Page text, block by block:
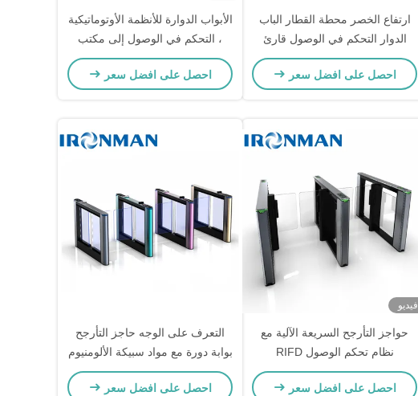
ارتفاع الخصر محطة القطار الباب
الدوار التحكم في الوصول قارئ
بطاقة RFID الباب الدوار
احصل على افضل سعر
الأبواب الدوارة للأنظمة الأوتوماتيكية
، التحكم في الوصول إلى مكتب
الباب الدوار 1500 * 120 * 980 مم
احصل على افضل سعر
فيديو
حواجز التأرجح السريعة الآلية مع
نظام تحكم الوصول RIFD
احصل على افضل سعر
التعرف على الوجه حاجز التأرجح
بوابة دورة مع مواد سبيكة الألومنيوم
ومحرك DC بدون فرشاة
احصل على افضل سعر